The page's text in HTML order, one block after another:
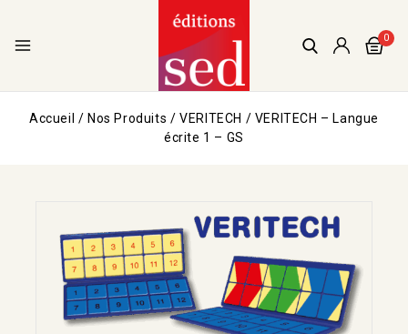
0
Accueil / Nos Produits / VERITECH / VERITECH – Langue
écrite 1 – GS